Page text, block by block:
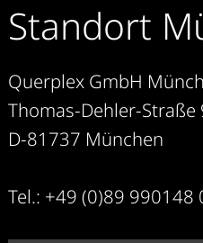
Standort
Querplex GmbH
Thomas-Dehler-Straße
D-81737 München
Tel.: +49 (0)89 990148